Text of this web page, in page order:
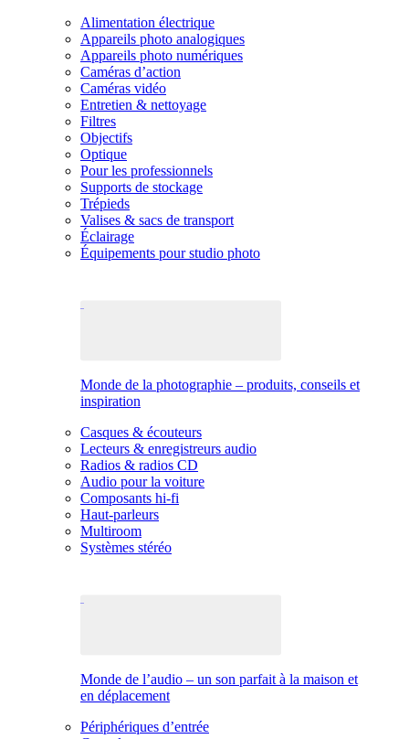
Alimentation électrique
Appareils photo analogiques
Appareils photo numériques
Caméras d’action
Caméras vidéo
Entretien & nettoyage
Filtres
Objectifs
Optique
Pour les professionnels
Supports de stockage
Trépieds
Valises & sacs de transport
Éclairage
Équipements pour studio photo
Monde de la photographie – produits, conseils et
inspiration
Casques & écouteurs
Lecteurs & enregistreurs audio
Radios & radios CD
Audio pour la voiture
Composants hi-fi
Haut-parleurs
Multiroom
Systèmes stéréo
Monde de l’audio – un son parfait à la maison et
en déplacement
Périphériques d’entrée